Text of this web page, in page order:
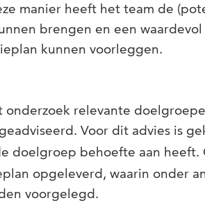
manier heeft het team de
brengen en een waardevol
kunnen voorleggen.
onderzoek relevante
Voor dit advies is
doelgroep behoefte aan
opgeleverd, waarin onder
voorgelegd.